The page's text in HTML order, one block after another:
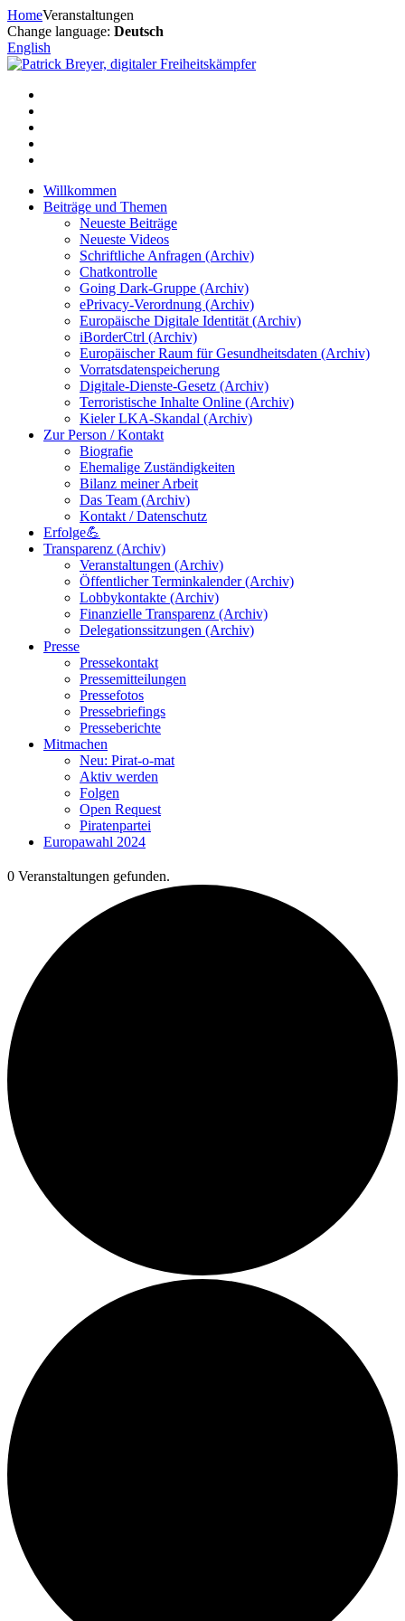
Zum
Inhalt
springen
HomeVeranstaltungen
Change language: Deutsch
English
Willkommen
Beiträge und Themen
Neueste Beiträge
Neueste Videos
Schriftliche Anfragen (Archiv)
Chatkontrolle
Going Dark-Gruppe (Archiv)
ePrivacy-Verordnung (Archiv)
Europäische Digitale Identität (Archiv)
iBorderCtrl (Archiv)
Europäischer Raum für Gesundheitsdaten (Archiv)
Vorratsdatenspeicherung
Digitale-Dienste-Gesetz (Archiv)
Terroristische Inhalte Online (Archiv)
Kieler LKA-Skandal (Archiv)
Zur Person / Kontakt
Biografie
Ehemalige Zuständigkeiten
Bilanz meiner Arbeit
Das Team (Archiv)
Kontakt / Datenschutz
Erfolge💪
Transparenz (Archiv)
Veranstaltungen (Archiv)
Öffentlicher Terminkalender (Archiv)
Lobbykontakte (Archiv)
Finanzielle Transparenz (Archiv)
Delegationssitzungen (Archiv)
Presse
Pressekontakt
Pressemitteilungen
Pressefotos
Pressebriefings
Presseberichte
Mitmachen
Neu: Pirat-o-mat
Aktiv werden
Folgen
Open Request
Piratenpartei
Europawahl 2024
0 Veranstaltungen gefunden.